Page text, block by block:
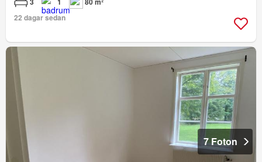
22 dagar sedan
7 Foton